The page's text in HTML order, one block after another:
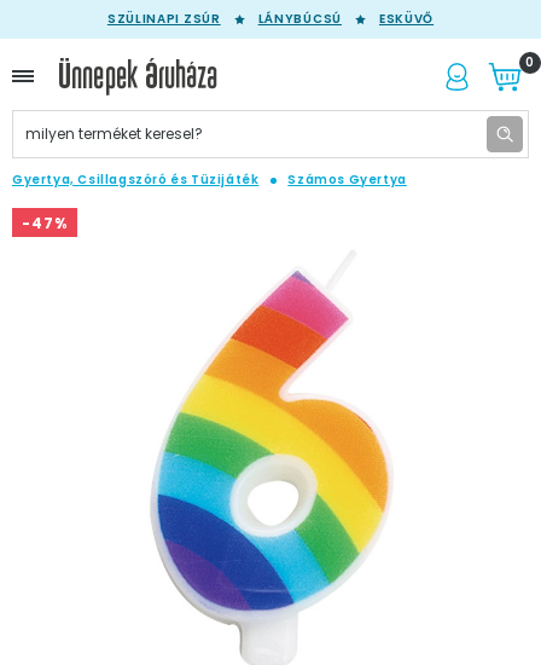
SZÜLINAPI ZSÚR LÁNYBÚCSÚ ESKÜVŐ
0
Gyertya, Csillagszóró és Tüzijáték Számos Gyertya
-47%